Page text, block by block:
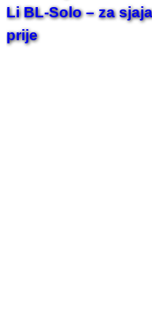
Li BL-Solo – za
prije